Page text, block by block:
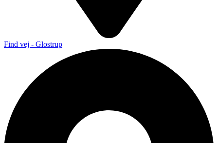
Find vej - Glostrup